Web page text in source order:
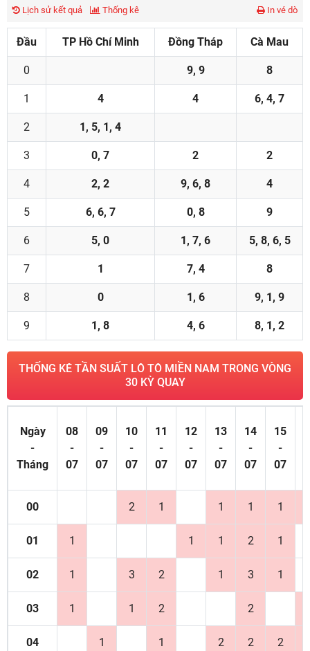
Lịch sử kết quả Thống kê In vé dò
Đầu TP Hồ Chí Minh Đồng Tháp Cà Mau
0 9, 9 8
1 4 4 6, 4, 7
2 1, 5, 1, 4
3 0, 7 2 2
4 2, 2 9, 6, 8 4
5 6, 6, 7 0, 8 9
6 5, 0 1, 7, 6 5, 8, 6, 5
7 1 7, 4 8
8 0 1, 6 9, 1, 9
9 1, 8 4, 6 8, 1, 2
THỐNG KÊ TẦN SUẤT LÔ TÔ MIỀN NAM TRONG VÒNG
30 KỲ QUAY
Ngày
-
Tháng
08
-
07
09
-
07
10
-
07
11
-
07
12
-
07
13
-
07
14
-
07
15
-
07
00 2 1 1 1 1
01 1 1 1 2 1
02 1 3 2 1 3 1
03 1 1 2 2
04 1 1 2 2 2